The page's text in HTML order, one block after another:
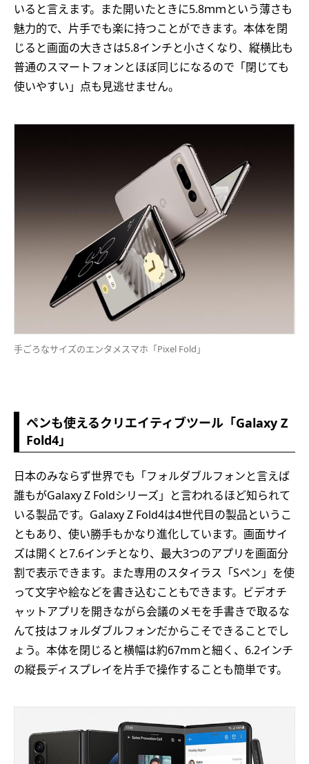
いると言えます。また開いたときに5.8ｍｍという薄さも
魅力的で、片手でも楽に持つことができます。本体を閉
じると画面の大きさは5.8インチと小さくなり、縦横比も
普通のスマートフォンとほぼ同じになるので「閉じても
使いやすい」点も見逃せません。
手ごろなサイズのエンタメスマホ「Pixel Fold」
ペンも使えるクリエイティブツール「Galaxy Z
Fold4」
日本のみならず世界でも「フォルダブルフォンと言えば
誰もがGalaxy Z Foldシリーズ」と言われるほど知られて
いる製品です。Galaxy Z Fold4は4世代目の製品というこ
ともあり、使い勝手もかなり進化しています。画面サイ
ズは開くと7.6インチとなり、最大3つのアプリを画面分
割で表示できます。また専用のスタイラス「Sペン」を使
って文字や絵などを書き込むこともできます。ビデオチ
ャットアプリを開きながら会議のメモを手書きで取るな
んて技はフォルダブルフォンだからこそできることでし
ょう。本体を閉じると横幅は約67mmと細く、6.2インチ
の縦長ディスプレイを片手で操作することも簡単です。